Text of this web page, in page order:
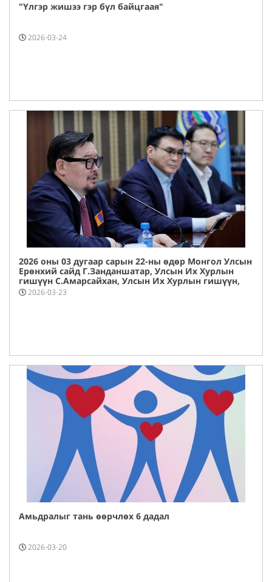
"Үлгэр жишээ гэр бүл байцгаая"
2026-03-24
2026 оны 03 дугаар сарын 22-ны өдөр Монгол Улсын
Ерөнхий сайд Г.Занданшатар, Улсын Их Хурлын
гишүүн С.Амарсайхан, Улсын Их Хурлын гишүүн,
Цахим Хөгжлийн сайд Э.Батшугар нар Налайх
2026-03-23
Амьдралыг тань өөрчлөх 6 дадал
2026-03-20